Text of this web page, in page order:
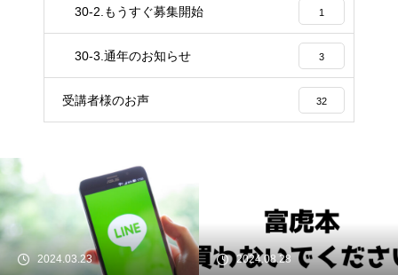
30-2.もうすぐ募集開始 1
30-3.通年のお知らせ 3
受講者様のお声 32
2024.03.23
2024.08.28